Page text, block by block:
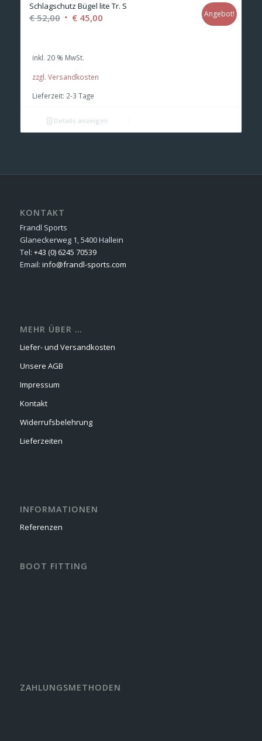
Schlagschutz Bügel lite Tr. S
€52,00 Ursprünglicher
€ 52,00
€45,00Aktueller
Angebot!
inkl. 20 % MwSt.
zzgl. Versandkosten
Lieferzeit: 2-3 Tage
Details anzeigen
KONTAKT
Frandl Sports
Glaneckerweg 1, 5400 Hallein
Tel: +43 (0) 6245 70539
Email: info@frandl-sports.com
MEHR ÜBER …
Liefer- und Versandkosten
Unsere AGB
Impressum
Kontakt
Widerrufsbelehrung
Lieferzeiten
INFORMATIONEN
Referenzen
BOOT FITTING
ZAHLUNGSMETHODEN